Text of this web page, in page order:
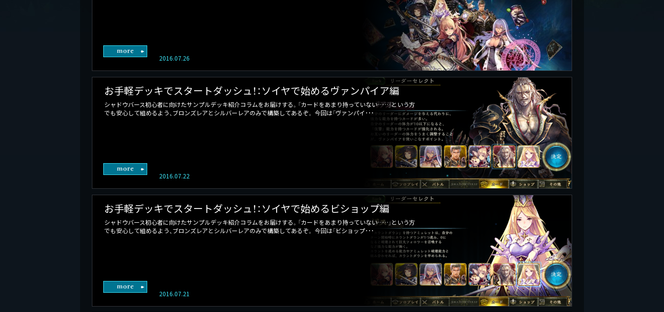
2016.07.26
お手軽デッキでスタートダッシュ！：ソイヤで始めるヴァンパイア編
シャドウバース初心者に向けたサンプルデッキ紹介コラムをお届けする。「カードをあまり持っていない……」という方
でも安心して組めるよう、ブロンズレアとシルバーレアのみで構築してあるぞ。 今回は「ヴァンパイ･･･
2016.07.22
お手軽デッキでスタートダッシュ！：ソイヤで始めるビショップ編
シャドウバース初心者に向けたサンプルデッキ紹介コラムをお届けする。「カードをあまり持っていない……」という方
でも安心して組めるよう、ブロンズレアとシルバーレアのみで構築してあるぞ。 今回は「ビショップ･･･
2016.07.21